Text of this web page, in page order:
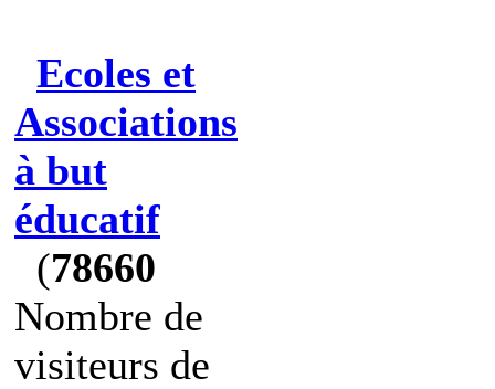
Ecoles et
Associations
à but
éducatif
(78660
Nombre de
visiteurs de